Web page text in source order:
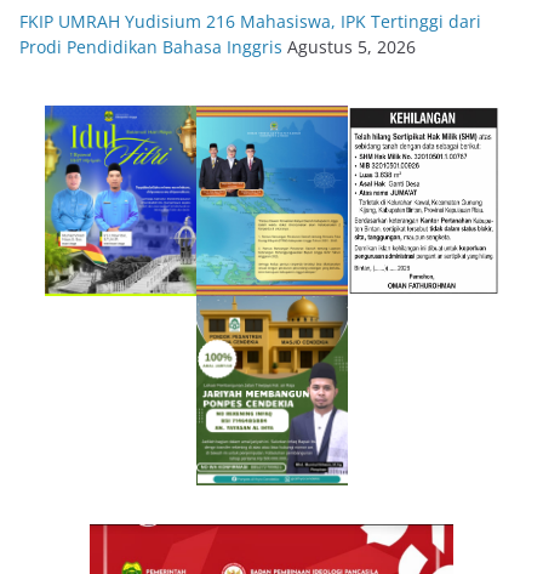
FKIP UMRAH Yudisium 216 Mahasiswa, IPK Tertinggi dari
Prodi Pendidikan Bahasa Inggris Agustus 5, 2026